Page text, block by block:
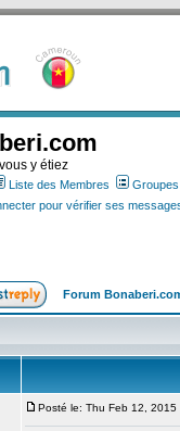
y étiez
Liste des Membres
pour vérifier ses
Forum
Posté le: Thu Feb 12, 2015